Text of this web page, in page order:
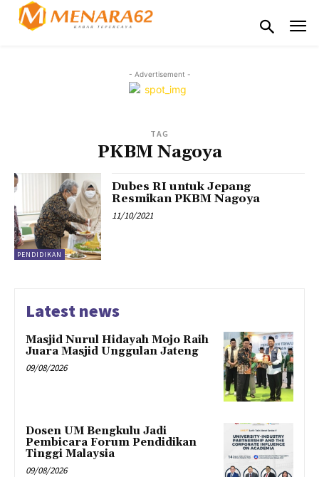
- Advertisement -
TAG
PKBM Nagoya
PENDIDIKAN
Dubes RI untuk Jepang
Resmikan PKBM Nagoya
11/10/2021
Latest news
Masjid Nurul Hidayah Mojo Raih
Juara Masjid Unggulan Jateng
09/08/2026
Dosen UM Bengkulu Jadi
Pembicara Forum Pendidikan
Tinggi Malaysia
09/08/2026